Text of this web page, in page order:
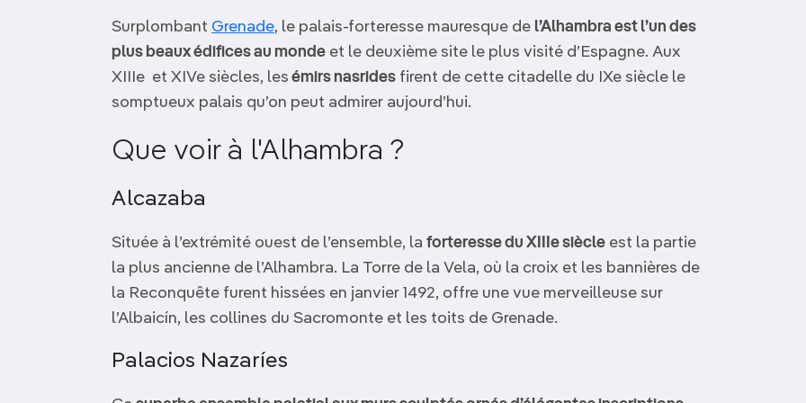
ANTARCTIQUE
TOP VILLES
Camargue
Surplombant Grenade, le palais-forteresse mauresque de l’Alhambra est l’un des
plus beaux édifices au monde et le deuxième site le plus visité d’Espagne. Aux
XIIIe et XIVe siècles, les émirs nasrides firent de cette citadelle du IXe siècle le
somptueux palais qu’on peut admirer aujourd’hui.
Que voir à l'Alhambra ?
Alcazaba
Située à l’extrémité ouest de l’ensemble, la forteresse du XIIIe siècle est la partie
la plus ancienne de l’Alhambra. La Torre de la Vela, où la croix et les bannières de
la Reconquête furent hissées en janvier 1492, offre une vue merveilleuse sur
l’Albaicín, les collines du Sacromonte et les toits de Grenade.
Palacios Nazaríes